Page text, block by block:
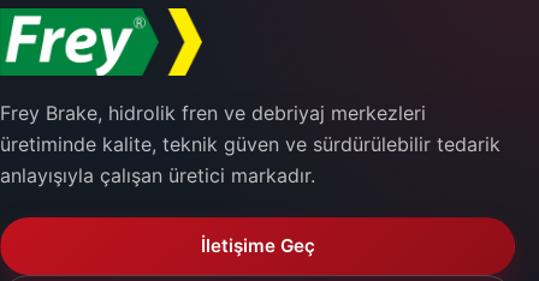
Frey Brake, hidrolik fren ve debriyaj merkezleri
üretiminde kalite, teknik güven ve sürdürülebilir tedarik
anlayışıyla çalışan üretici markadır.
İletişime Geç